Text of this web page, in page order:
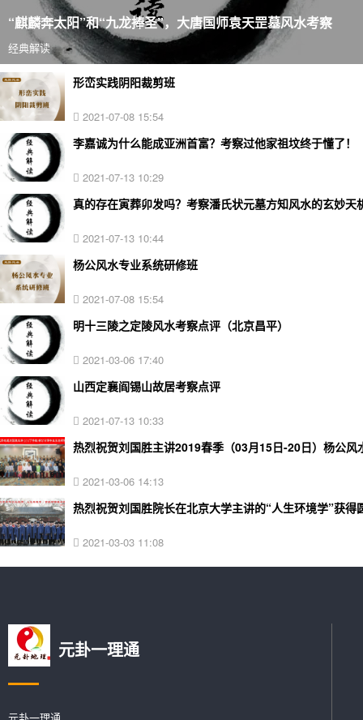
“麒麟奔太阳”和“九龙捧圣”，大唐国师袁天罡墓风水考察
经典解读
形峦实践阴阳裁剪班
2021-07-08 15:54
李嘉诚为什么能成亚洲首富？考察过他家祖坟终于懂了！
2021-07-13 10:29
真的存在寅葬卯发吗？考察潘氏状元墓方知风水的玄妙天
2021-07-13 10:44
杨公风水专业系统研修班
2021-07-08 15:54
明十三陵之定陵风水考察点评（北京昌平）
2021-03-06 17:40
山西定襄阎锡山故居考察点评
2021-07-13 10:33
热烈祝贺刘国胜主讲2019春季（03月15日-20日）杨公风
2021-03-06 14:13
热烈祝贺刘国胜院长在北京大学主讲的“人生环境学”获得
2021-03-03 11:08
元卦一理通